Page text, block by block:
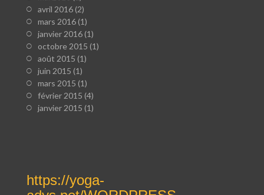
avril 2016(2)
mars 2016(1)
janvier 2016(1)
octobre 2015 (1)
août 2015 (1)
juin 2015 (1)
mars 2015 (1)
février 2015 (4)
janvier 2015 (1)
https://yoga-